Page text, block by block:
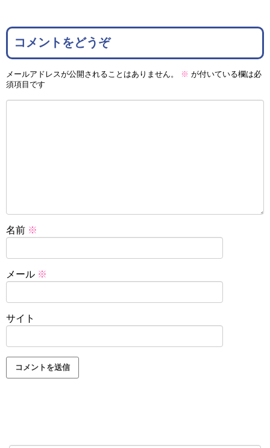
コメントをどうぞ
メールアドレスが公開されることはありません。 ※ が付いている欄は必
須項目です
名前 ※
メール ※
サイト